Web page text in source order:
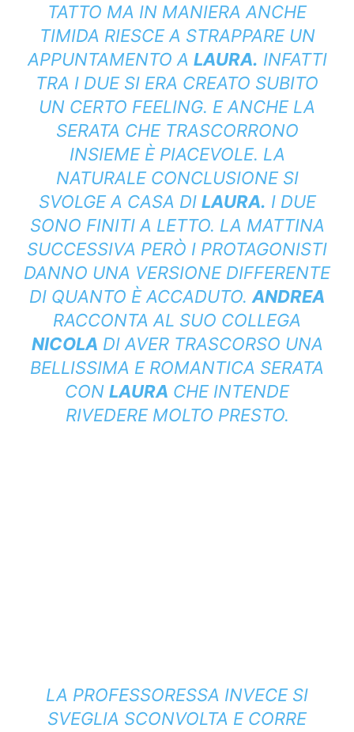
TATTO MA IN MANIERA ANCHE
TIMIDA RIESCE A STRAPPARE UN
APPUNTAMENTO A LAURA. INFATTI
TRA I DUE SI ERA CREATO SUBITO
UN CERTO FEELING. E ANCHE LA
SERATA CHE TRASCORRONO
INSIEME È PIACEVOLE. LA
NATURALE CONCLUSIONE SI
SVOLGE A CASA DI LAURA. I DUE
SONO FINITI A LETTO. LA MATTINA
SUCCESSIVA PERÒ I PROTAGONISTI
DANNO UNA VERSIONE DIFFERENTE
DI QUANTO È ACCADUTO. ANDREA
RACCONTA AL SUO COLLEGA
NICOLA DI AVER TRASCORSO UNA
BELLISSIMA E ROMANTICA SERATA
CON LAURA CHE INTENDE
RIVEDERE MOLTO PRESTO.
LA PROFESSORESSA INVECE SI
SVEGLIA SCONVOLTA E CORRE